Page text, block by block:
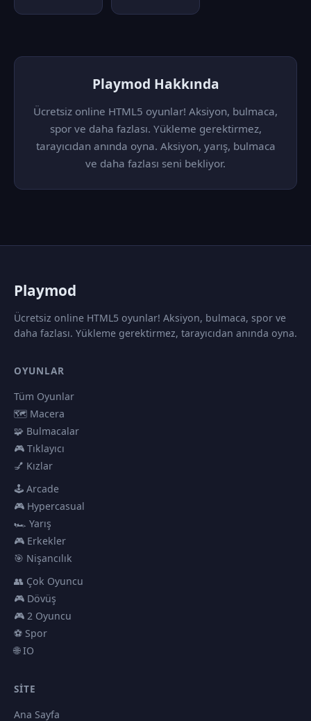
Playmod Hakkında
Ücretsiz online HTML5 oyunlar! Aksiyon, bulmaca,
spor ve daha fazlası. Yükleme gerektirmez,
tarayıcıdan anında oyna. Aksiyon, yarış, bulmaca
ve daha fazlası seni bekliyor.
Playmod
Ücretsiz online HTML5 oyunlar! Aksiyon, bulmaca, spor ve
daha fazlası. Yükleme gerektirmez, tarayıcıdan anında oyna.
OYUNLAR
Tüm Oyunlar
🗺️ Macera
🧩 Bulmacalar
🎮 Tıklayıcı
💅 Kızlar
🕹️ Arcade
🎮 Hypercasual
🏎️ Yarış
🎮 Erkekler
🎯 Nişancılık
👥 Çok Oyuncu
🎮 Dövüş
🎮 2 Oyuncu
⚽ Spor
🌐 IO
SITE
Ana Sayfa